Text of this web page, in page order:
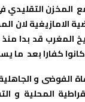
مع المخزن
الامازيغية
المغرب قد
كانوا كفارا بعد
الفوضى و
المحلية و